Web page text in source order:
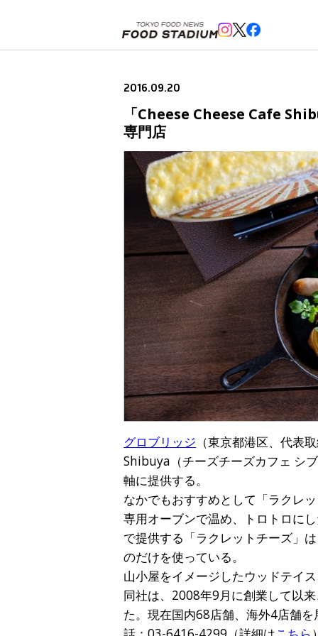
2016.09.20
「Cheese Cheese Cafe
専門店
グロブリッジ （東京都港区、代表
Shibuya（チーズチーズカフェ シ
軸に提供する。
なかでもおすすめとして「ラクレ
専用オーブンで温め、トロトロに
で提供する「ラクレットチーズ」
のだけを使っている。
山小屋をイメージしたウッドテイ
同社は、2008年9月に創業して以
た。現在国内68店舗、海外4店舗